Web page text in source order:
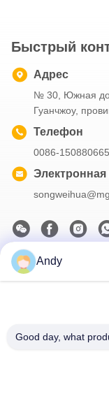
Быстрый
Адрес
№ 30, Южная
Гуанчжоу,
Телефон
0086-
Электронная
Наш
получения скидок и
Andy
Good day, what